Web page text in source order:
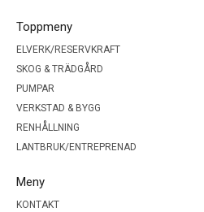
Toppmeny
ELVERK/RESERVKRAFT
SKOG & TRÄDGÅRD
PUMPAR
VERKSTAD & BYGG
RENHÅLLNING
LANTBRUK/ENTREPRENAD
Meny
KONTAKT